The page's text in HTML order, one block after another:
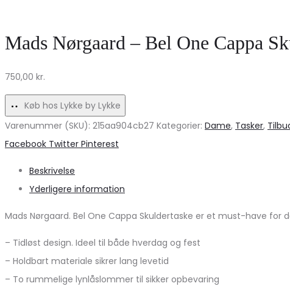
Antik
Skønhed
–
Army
(Levering
midt
Mads Nørgaard – Bel One Cappa
750,00 kr.
Køb hos Lykke by Lykke
Varenummer (SKU): 215aa904cb27 Kategorier: Dame, Tasker,
Share
Facebook Twitter Pinterest
Beskrivelse
Yderligere information
Mads Nørgaard. Bel One Cappa Skuldertaske er et must-have
– Tidløst design. Ideel til både hverdag og fest
– Holdbart materiale sikrer lang levetid
– To rummelige lynlåslommer til sikker opbevaring